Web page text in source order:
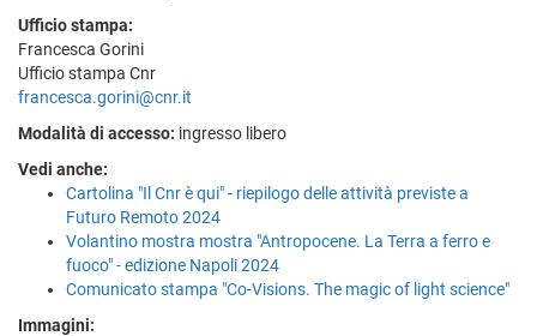
Ufficio stampa:
Francesca Gorini
Ufficio stampa Cnr
francesca.gorini@cnr.it
Modalità di accesso: ingresso libero
Vedi anche:
Cartolina "Il Cnr è qui" - riepilogo delle attività previste a
Futuro Remoto 2024
Volantino mostra mostra "Antropocene. La Terra a ferro e
fuoco" - edizione Napoli 2024
Comunicato stampa "Co-Visions. The magic of light science"
Immagini: